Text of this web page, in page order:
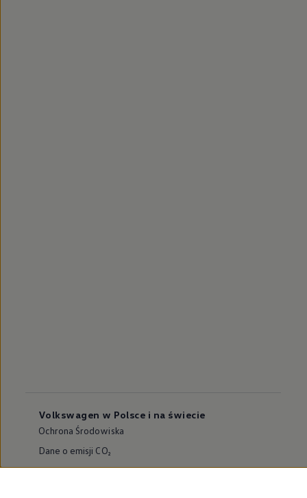
Volkswagen w Polsce i na świecie
Ochrona Środowiska
Dane o emisji CO₂
WLTP – zużycie paliwa i emisja CO₂